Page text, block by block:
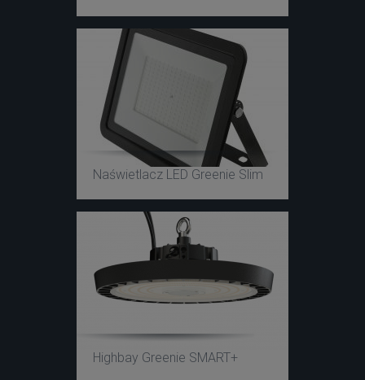
Naświetlacz LED Greenie Slim
Highbay Greenie SMART+